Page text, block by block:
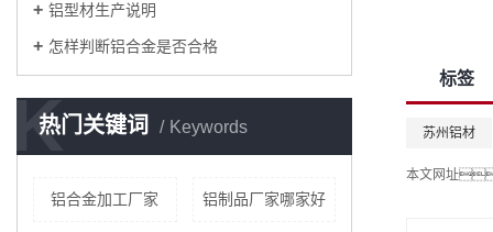
铝型材生产说明
怎样判断铝合金是否合格
热门关键词 Keywords
K
铝合金加工厂家 铝制品厂家哪家好
标签
苏州铝材
本文网址